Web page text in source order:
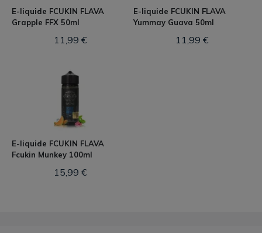
E-liquide FCUKIN FLAVA
Grapple FFX 50ml
11,99 €
E-liquide FCUKIN FLAVA
Yummay Guava 50ml
11,99 €
E-liquide FCUKIN FLAVA
Fcukin Munkey 100ml
15,99 €